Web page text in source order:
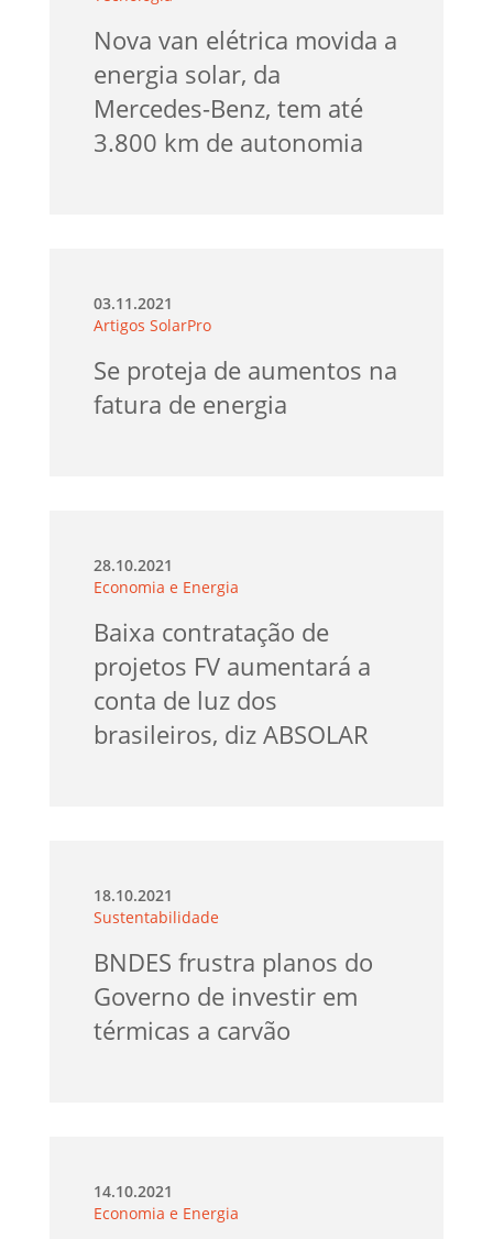
Nova van elétrica movida a
energia solar, da
Mercedes-Benz, tem até
3.800 km de autonomia
03.11.2021
Artigos SolarPro
Se proteja de aumentos na
fatura de energia
28.10.2021
Economia e Energia
Baixa contratação de
projetos FV aumentará a
conta de luz dos
brasileiros, diz ABSOLAR
18.10.2021
Sustentabilidade
BNDES frustra planos do
Governo de investir em
térmicas a carvão
14.10.2021
Economia e Energia